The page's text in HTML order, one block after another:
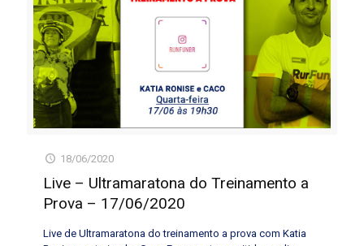
18/06/2020
Live – Ultramaratona do Treinamento a
Prova – 17/06/2020
Live de Ultramaratona do treinamento a prova com Katia